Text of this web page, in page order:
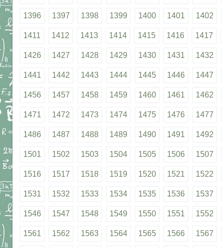
1396 1397 1398 1399 1400 1401 1402
1411 1412 1413 1414 1415 1416 1417
1426 1427 1428 1429 1430 1431 1432
1441 1442 1443 1444 1445 1446 1447
1456 1457 1458 1459 1460 1461 1462
1471 1472 1473 1474 1475 1476 1477
1486 1487 1488 1489 1490 1491 1492
1501 1502 1503 1504 1505 1506 1507
1516 1517 1518 1519 1520 1521 1522
1531 1532 1533 1534 1535 1536 1537
1546 1547 1548 1549 1550 1551 1552
1561 1562 1563 1564 1565 1566 1567